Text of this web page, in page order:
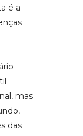
é a
mas
das